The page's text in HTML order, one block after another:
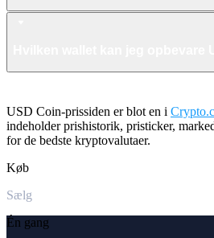
USD Coin-prissiden er blot en i
indeholder prishistorik, pristicker,
for de bedste kryptovalutaer.
Køb
Sælg
Én gang